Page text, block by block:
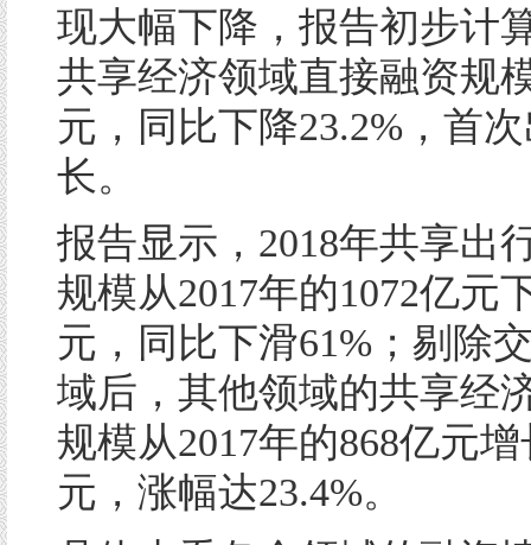
现大幅下降，报告初步计
共享经济领域直接融资规
元，同比下降23.2%，首
长。
报告显示，2018年共享出
规模从2017年的1072亿元
元，同比下滑61%；剔除
域后，其他领域的共享经
规模从2017年的868亿元
元，涨幅达23.4%。